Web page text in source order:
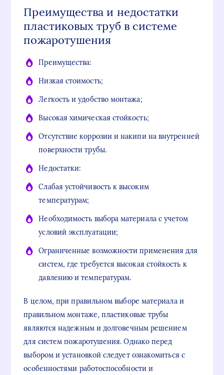
Преимущества и недостатки
пластиковых труб в системе
пожаротушения
Преимущества:
Низкая стоимость;
Легкость и удобство монтажа;
Высокая химическая стойкость;
Отсутствие коррозии и накипи на внутренней
поверхности трубы.
Недостатки:
Слабая устойчивость к высоким
температурам;
Необходимость выбора материала с учетом
условий эксплуатации;
Ограниченные возможности применения для
систем, где требуется высокая стойкость к
давлению и температурам.
В целом, при правильном выборе материала и
правильном монтаже, пластиковые трубы
являются надежным и долговечным решением
для систем пожаротушения. Однако перед
выбором и установкой следует ознакомиться с
особенностями работоспособности и